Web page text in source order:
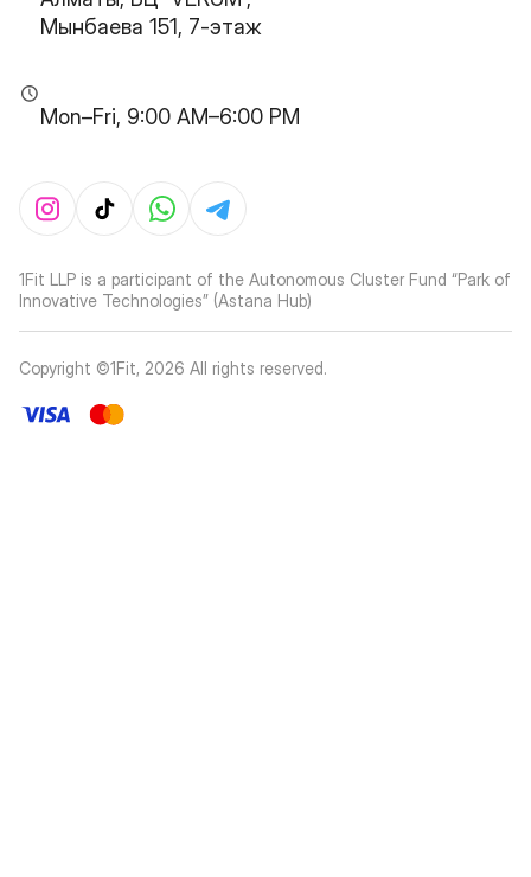
Мынбаева 151, 7-этаж
Mon–Fri, 9:00 AM–6:00 PM
1Fit LLP is a participant of the Autonomous Cluster Fund “Park of
Innovative Technologies” (Astana Hub)
Copyright ©1Fit, 2026 All rights reserved.